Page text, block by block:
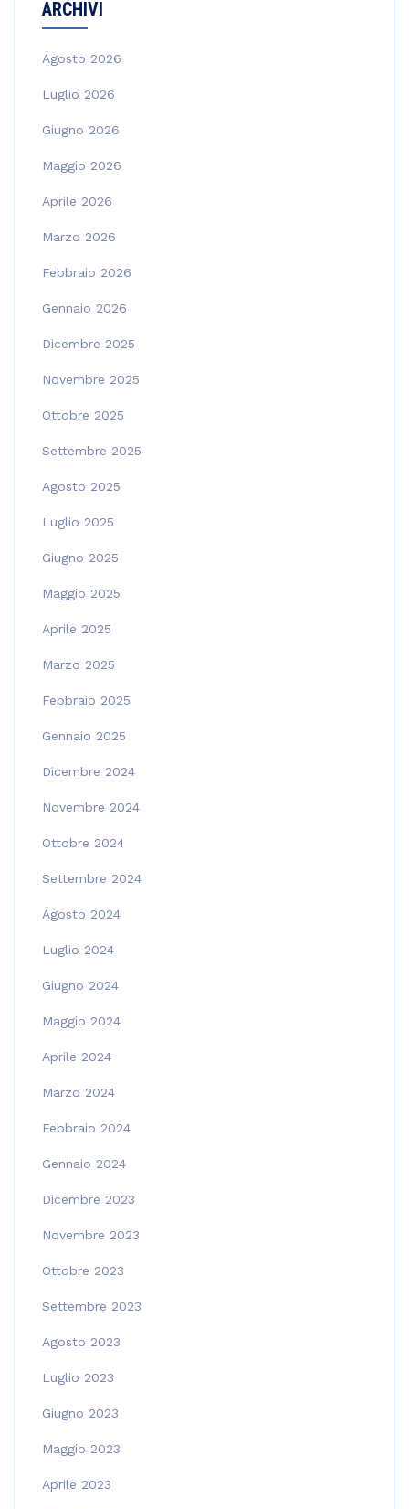
ARCHIVI
Agosto 2026
Luglio 2026
Giugno 2026
Maggio 2026
Aprile 2026
Marzo 2026
Febbraio 2026
Gennaio 2026
Dicembre 2025
Novembre 2025
Ottobre 2025
Settembre 2025
Agosto 2025
Luglio 2025
Giugno 2025
Maggio 2025
Aprile 2025
Marzo 2025
Febbraio 2025
Gennaio 2025
Dicembre 2024
Novembre 2024
Ottobre 2024
Settembre 2024
Agosto 2024
Luglio 2024
Giugno 2024
Maggio 2024
Aprile 2024
Marzo 2024
Febbraio 2024
Gennaio 2024
Dicembre 2023
Novembre 2023
Ottobre 2023
Settembre 2023
Agosto 2023
Luglio 2023
Giugno 2023
Maggio 2023
Aprile 2023